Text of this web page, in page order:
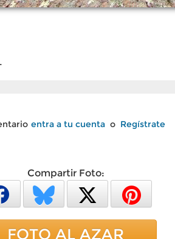
entra a tu cuenta o Regístrate
Compartir Foto:
FOTO AL AZAR